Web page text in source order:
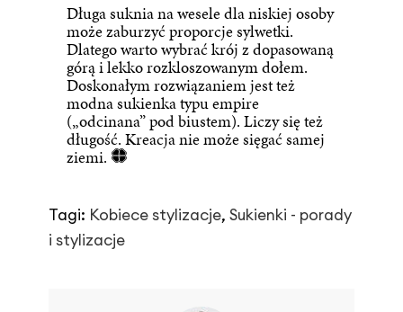
Długa suknia na wesele dla niskiej osoby
może zaburzyć proporcje sylwetki.
Dlatego warto wybrać krój z dopasowaną
górą i lekko rozkloszowanym dołem.
Doskonałym rozwiązaniem jest też
modna sukienka typu empire
(„odcinana” pod biustem). Liczy się też
długość. Kreacja nie może sięgać samej
ziemi.
Tagi: Kobiece stylizacje, Sukienki - porady
i stylizacje